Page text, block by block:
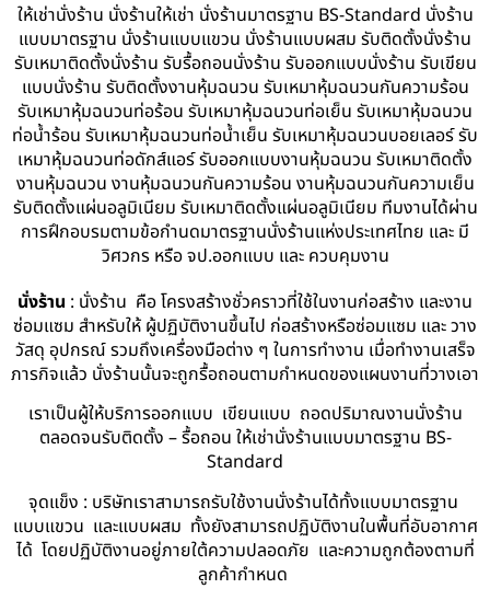
ให้เช่านั่งร้าน นั่งร้านให้เช่า นั่งร้านมาตรฐาน BS-Standard นั่งร้าน
แบบมาตรฐาน นั่งร้านแบบแขวน นั่งร้านแบบผสม รับติดตั้งนั่งร้าน
รับเหมาติดตั้งนั่งร้าน รับรื้อถอนนั่งร้าน รับออกแบบนั่งร้าน รับเขียน
แบบนั่งร้าน รับติดตั้งงานหุ้มฉนวน รับเหมาหุ้มฉนวนกันความร้อน
รับเหมาหุ้มฉนวนท่อร้อน รับเหมาหุ้มฉนวนท่อเย็น รับเหมาหุ้มฉนวน
ท่อน้ำร้อน รับเหมาหุ้มฉนวนท่อน้ำเย็น รับเหมาหุ้มฉนวนบอยเลอร์ รับ
เหมาหุ้มฉนวนท่อดักส์แอร์ รับออกแบบงานหุ้มฉนวน รับเหมาติดตั้ง
งานหุ้มฉนวน งานหุ้มฉนวนกันความร้อน งานหุ้มฉนวนกันความเย็น
รับติดตั้งแผ่นอลูมิเนียม รับเหมาติดตั้งแผ่นอลูมิเนียม ทีมงานได้ผ่าน
การฝึกอบรมตามข้อกำนดมาตรฐานนั่งร้านแห่งประเทศไทย และ มี
วิศวกร หรือ จป.ออกแบบ และ ควบคุมงาน
นั่งร้าน : นั่งร้าน คือ โครงสร้างชั่วคราวที่ใช้ในงานก่อสร้าง และงาน
ซ่อมแซม สำหรับให้ ผู้ปฏิบัติงานขึ้นไป ก่อสร้างหรือซ่อมแซม และ วาง
วัสดุ อุปกรณ์ รวมถึงเครื่องมือต่าง ๆ ในการทำงาน เมื่อทำงานเสร็จ
ภารกิจแล้ว นั่งร้านนั้นจะถูกรื้อถอนตามกำหนดของแผนงานที่วางเอา
เราเป็นผู้ให้บริการออกแบบ เขียนแบบ ถอดปริมาณงานนั่งร้าน
ตลอดจนรับติดตั้ง – รื้อถอน ให้เช่านั่งร้านแบบมาตรฐาน BS-
Standard
จุดแข็ง : บริษัทเราสามารถรับใช้งานนั่งร้านได้ทั้งแบบมาตรฐาน
แบบแขวน และแบบผสม ทั้งยังสามารถปฏิบัติงานในพื้นที่อับอากาศ
ได้ โดยปฏิบัติงานอยู่ภายใต้ความปลอดภัย และความถูกต้องตามที่
ลูกค้ากำหนด